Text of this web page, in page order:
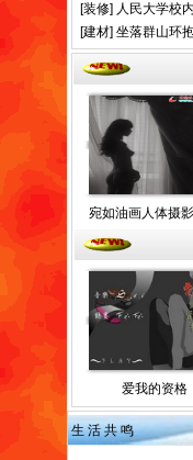
[装修] 人民大学校
[建材] 坐落群山环
宛如油画人体摄
爱我的资格
生 活 共 鸣